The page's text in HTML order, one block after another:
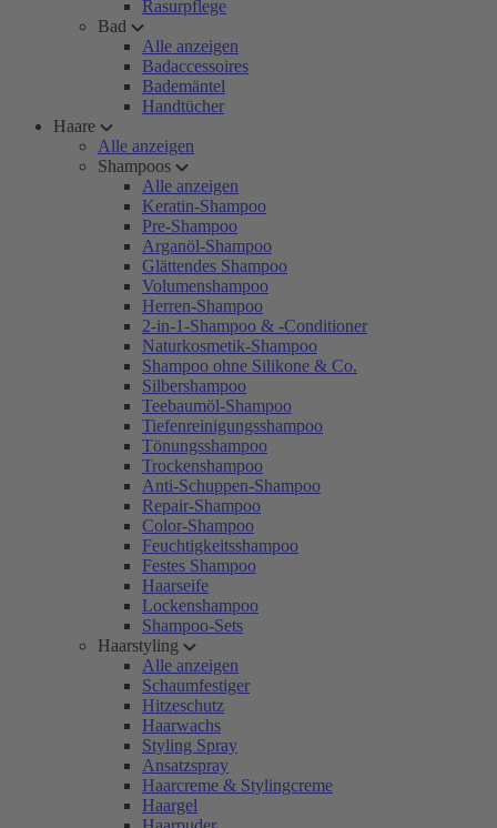
Rasurpflege
Bad
Alle anzeigen
Badaccessoires
Bademäntel
Handtücher
Haare
Alle anzeigen
Shampoos
Alle anzeigen
Keratin-Shampoo
Pre-Shampoo
Arganöl-Shampoo
Glättendes Shampoo
Volumenshampoo
Herren-Shampoo
2-in-1-Shampoo & -Conditioner
Naturkosmetik-Shampoo
Shampoo ohne Silikone & Co.
Silbershampoo
Teebaumöl-Shampoo
Tiefenreinigungsshampoo
Tönungsshampoo
Trockenshampoo
Anti-Schuppen-Shampoo
Repair-Shampoo
Color-Shampoo
Feuchtigkeitsshampoo
Festes Shampoo
Haarseife
Lockenshampoo
Shampoo-Sets
Haarstyling
Alle anzeigen
Schaumfestiger
Hitzeschutz
Haarwachs
Styling Spray
Ansatzspray
Haarcreme & Stylingcreme
Haargel